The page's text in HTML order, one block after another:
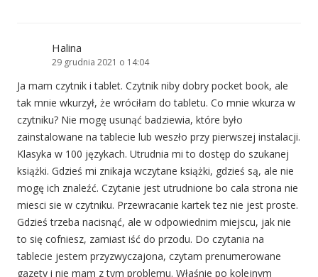
Halina
29 grudnia 2021 o 14:04
Ja mam czytnik i tablet. Czytnik niby dobry pocket book, ale
tak mnie wkurzył, że wróciłam do tabletu. Co mnie wkurza w
czytniku? Nie mogę usunąć badziewia, które było
zainstalowane na tablecie lub weszło przy pierwszej instalacji.
Klasyka w 100 językach. Utrudnia mi to dostęp do szukanej
książki. Gdzieś mi znikaja wczytane książki, gdzieś są, ale nie
mogę ich znaleźć. Czytanie jest utrudnione bo cala strona nie
miesci sie w czytniku. Przewracanie kartek tez nie jest proste.
Gdzieś trzeba nacisnąć, ale w odpowiednim miejscu, jak nie
to się cofniesz, zamiast iść do przodu. Do czytania na
tablecie jestem przyzwyczajona, czytam prenumerowane
gazety i nie mam z tym problemu. Właśnie po kolejnym